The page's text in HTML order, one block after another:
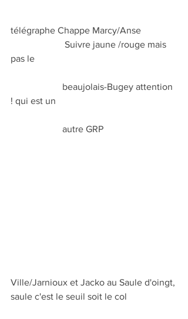
télégraphe Chappe Marcy/Anse
                       Suivre jaune /rouge mais
pas le
! qui est un
                      autre GRP
Ville/Jarnioux et Jacko au Saule d'oingt,
saule c'est le seuil soit le col